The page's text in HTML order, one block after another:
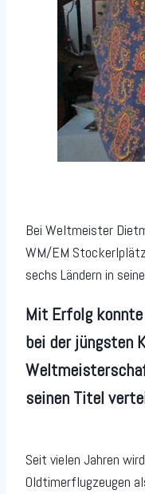
Bei Weltmeister
WM/EM
sechs Ländern in
Mit Erfolg
bei der jüngsten
seinen Titel
Seit vielen Jahren
Oldtimerflugzeugen